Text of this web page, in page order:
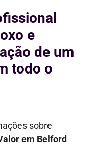
e
de um
todo o
sobre
em Belford